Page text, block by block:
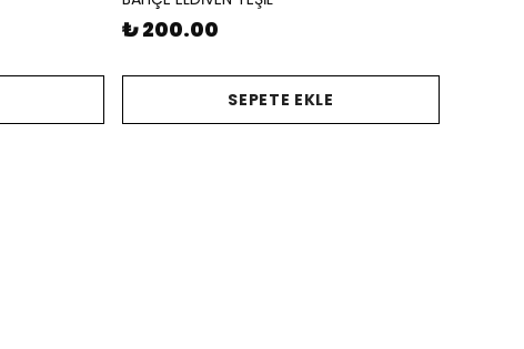
₺ 200.00
SEPETE EKLE